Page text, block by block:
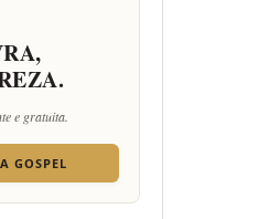
e gratuita.
GOSPEL